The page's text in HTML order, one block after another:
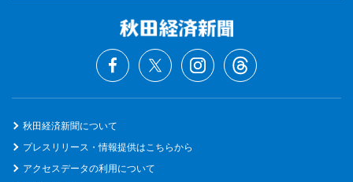
秋田経済新聞について
プレスリリース・情報提供はこちらから
アクセスデータの利用について